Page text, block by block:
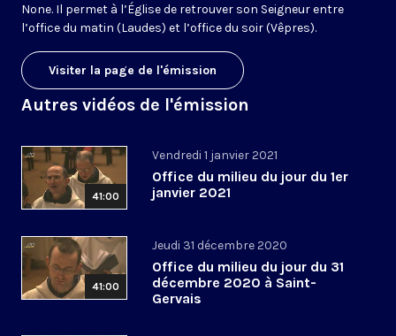
None. Il permet à l’Église de retrouver son Seigneur entre
l’office du matin (Laudes) et l’office du soir (Vêpres).
Visiter la page de l'émission
Autres vidéos de l'émission
41:00
Vendredi 1 janvier 2021
Office du milieu du jour du 1er
janvier 2021
41:00
Jeudi 31 décembre 2020
Office du milieu du jour du 31
décembre 2020 à Saint-
Gervais